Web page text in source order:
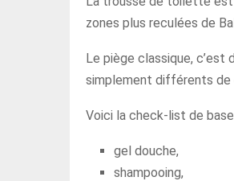
zones plus reculées de
Le piège classique,
simplement différents de
Voici la check-list de
gel douche,
shampooing,